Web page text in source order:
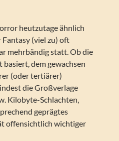
heutzutage ähnlich
(viel zu) oft
mehrbändig statt. Ob die
basiert, dem gewachsen
(oder tertiärer)
die Großverlage
Kilobyte-Schlachten,
geprägtes
offensichtlich wichtiger